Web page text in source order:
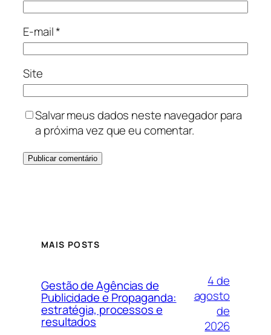
E-mail*
Site
Salvar meus dados neste navegador para
a próxima vez que eu comentar.
MAIS POSTS
Gestão de Agências de
Publicidade e Propaganda:
estratégia, processos e
resultados
4 de
agosto
de
2026